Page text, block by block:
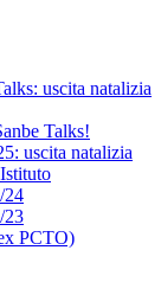
uscita natalizia
Talks!
uscita natalizia
24
23
PCTO)